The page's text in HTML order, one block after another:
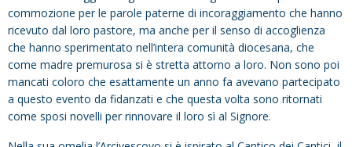
commozione per le parole paterne di incoraggiamento che hanno
ricevuto dal loro pastore, ma anche per il senso di accoglienza
che hanno sperimentato nell’intera comunità diocesana, che
come madre premurosa si è stretta attorno a loro. Non sono poi
mancati coloro che esattamente un anno fa avevano partecipato
a questo evento da fidanzati e che questa volta sono ritornati
come sposi novelli per rinnovare il loro sì al Signore.